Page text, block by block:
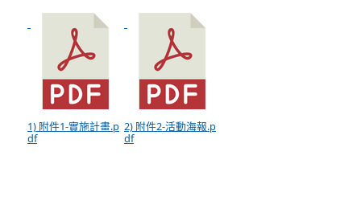
1) 附件1-實施計畫.p
df
2) 附件2-活動海報.p
df